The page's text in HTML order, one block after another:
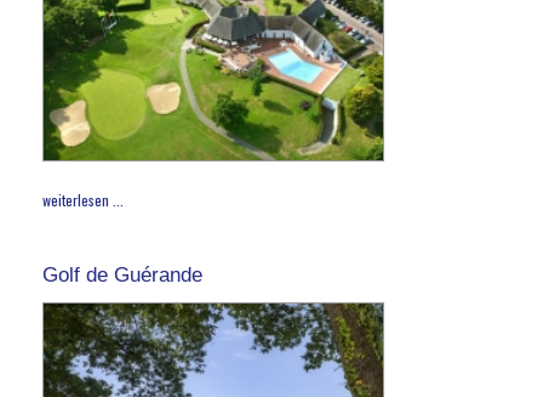
weiterlesen ...
Golf de Guérande